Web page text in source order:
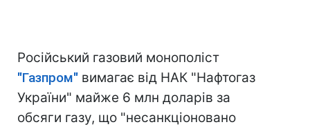
Російський газовий монополіст
"Газпром" вимагає від НАК "Нафтогаз
України" майже 6 млн доларів за
обсяги газу, що "несанкціоновано